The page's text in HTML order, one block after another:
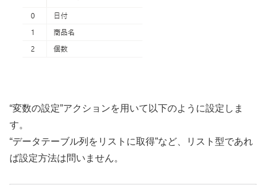
“変数の設定”アクションを用いて以下のように設定しま
す。
“データテーブル列をリストに取得”など、リスト型であれ
ば設定方法は問いません。